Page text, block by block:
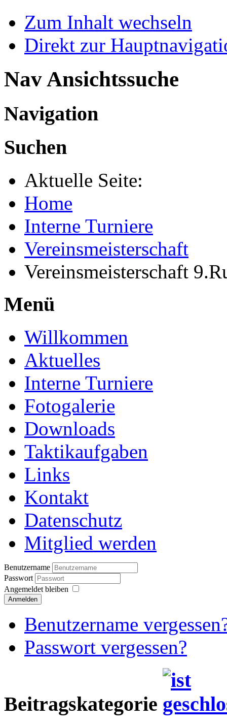
Zum Inhalt wechseln
Direkt zur
Nav Ansichtssuche
Navigation
Suchen
Aktuelle Seite:
Home
Interne Turniere
Vereinsmeisterschaft
Vereinsmeisterschaft
Menü
Willkommen
Aktuelles
Interne Turniere
Fotogalerie
Downloads
Taktikaufgaben
Links
Kontakt
Datenschutz
Mitglied werden
Benutzername
Passwort
Angemeldet bleiben
Anmelden
Benutzername
Passwort vergessen?
Beitragskategorie